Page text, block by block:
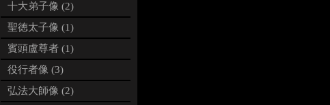
十大弟子像 (2)
聖徳太子像 (1)
賓頭盧尊者 (1)
役行者像 (3)
弘法大師像 (2)